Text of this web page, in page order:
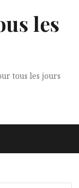
les
tous les jours